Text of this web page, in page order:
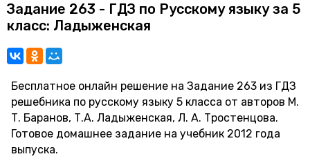
11 класс
Задание 263 - ГДЗ по Русскому языку за 5
класс: Ладыженская
Бесплатное онлайн решение на Задание 263 из ГДЗ
решебника по русскому языку 5 класса от авторов М.
Т. Баранов, Т.А. Ладыженская, Л. А. Тростенцова.
Готовое домашнее задание на учебник 2012 года
выпуска.